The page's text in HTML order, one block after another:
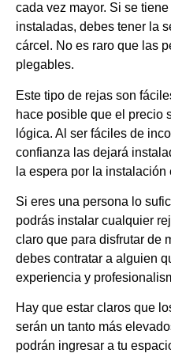
cada vez mayor. Si se
instaladas, debes tener la
cárcel. No es raro que las
plegables.
Este tipo de rejas son
hace posible que el precio
lógica. Al ser fáciles de
confianza las dejará
la espera por la
Si eres una persona lo
podrás instalar cualquier
claro que para disfrutar de
debes contratar a alguien
experiencia y
Hay que estar claros que
serán un tanto más
podrán ingresar a tu